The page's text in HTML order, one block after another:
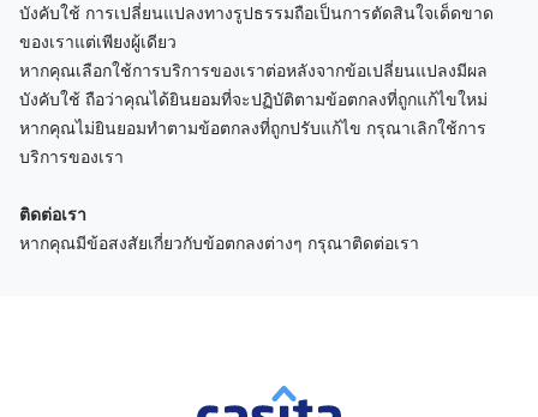
บังคับใช้ การเปลี่ยนแปลงทางรูปธรรมถือเป็นการตัดสินใจเด็ดขาด
ของเราแต่เพียงผู้เดียว
หากคุณเลือกใช้การบริการของเราต่อหลังจากข้อเปลี่ยนแปลงมีผล
บังคับใช้ ถือว่าคุณได้ยินยอมที่จะปฏิบัติตามข้อตกลงที่ถูกแก้ไขใหม่
หากคุณไม่ยินยอมทำตามข้อตกลงที่ถูกปรับแก้ไข กรุณาเลิกใช้การ
บริการของเรา
ติดต่อเรา
หากคุณมีข้อสงสัยเกี่ยวกับข้อตกลงต่างๆ กรุณาติดต่อเรา